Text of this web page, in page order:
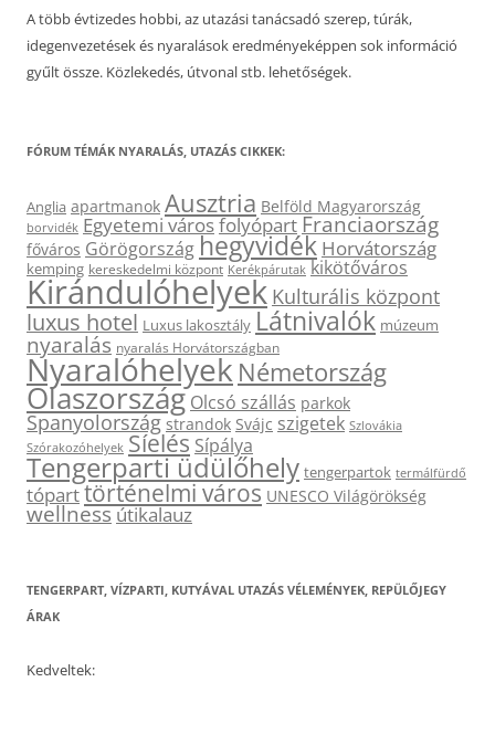
A több évtizedes hobbi, az utazási tanácsadó szerep, túrák,
idegenvezetések és nyaralások eredményeképpen sok információ
gyűlt össze. Közlekedés, útvonal stb. lehetőségek.
FÓRUM TÉMÁK NYARALÁS, UTAZÁS CIKKEK:
Anglia apartmanok Ausztria Belföld Magyarország
borvidék Egyetemi városfolyópartFranciaország
főváros Görögországhegyvidék Horvátország
kemping kereskedelmi központ Kerékpárutak kikötőváros
Kirándulóhelyek Kulturális központ
luxus hotel Luxus lakosztály Látnivalók múzeum
nyaralás nyaralás Horvátországban
Nyaralóhelyek Németország
Olaszország Olcsó szállás parkok
Spanyolország strandok Svájc szigetek Szlovákia
Szórakozóhelyek Síelés Sípálya
Tengerparti üdülőhely tengerpartok termálfürdő
tóparttörténelmi város UNESCO Világörökség
wellnessútikalauz
TENGERPART, VÍZPARTI, KUTYÁVAL UTAZÁS VÉLEMÉNYEK, REPÜLŐJEGY
ÁRAK
Kedveltek: